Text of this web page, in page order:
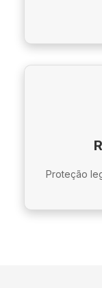
Proteção